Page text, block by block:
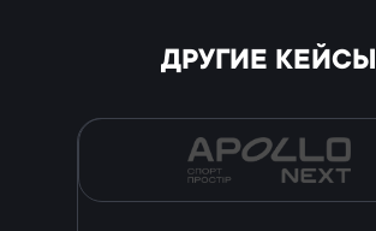
ДРУГИЕ КЕЙСЫ